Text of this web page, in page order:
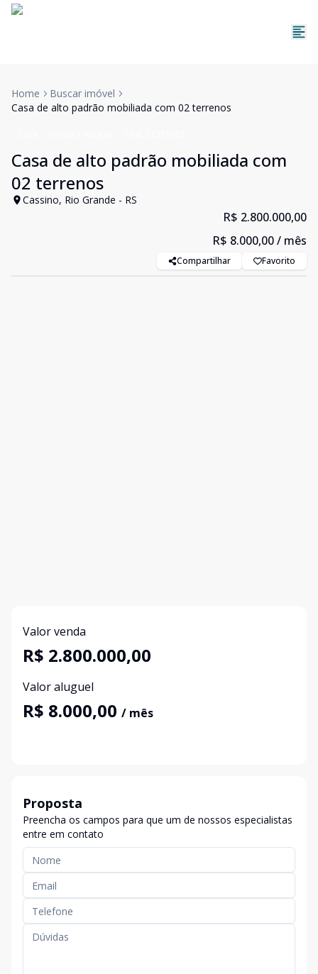
Home
Buscar imóvel
Casa de alto padrão mobiliada com 02 terrenos
Casa de alto padrão mobiliada com
02 terrenos
Cassino, Rio Grande - RS
R$ 2.800.000,00
R$ 8.000,00/ mês
Compartilhar Favorito
Valor venda
R$ 2.800.000,00
Valor aluguel
R$ 8.000,00 / mês
Proposta
Preencha os campos para que um de nossos especialistas
entre em contato